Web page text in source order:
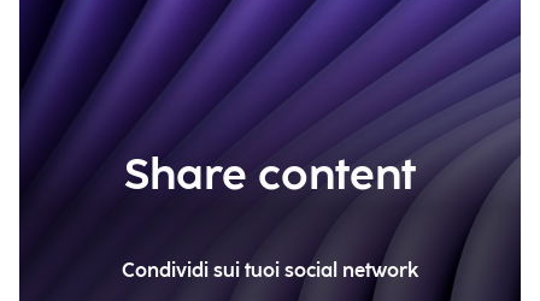
Share content
Condividi sui tuoi social network